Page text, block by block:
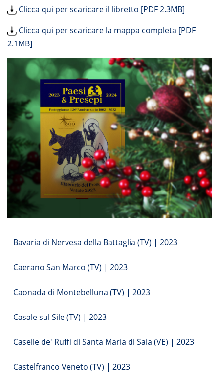
Clicca qui per scaricare il libretto [PDF 2.3MB]
Clicca qui per scaricare la mappa completa [PDF
2.1MB]
Bavaria di Nervesa della Battaglia (TV) | 2023
Caerano San Marco (TV) | 2023
Caonada di Montebelluna (TV) | 2023
Casale sul Sile (TV) | 2023
Caselle de' Ruffi di Santa Maria di Sala (VE) | 2023
Castelfranco Veneto (TV) | 2023